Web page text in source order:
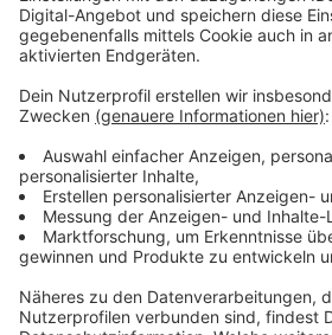
Bürgermeisterin Nadine Leonhardt
es neben den Aufräumarbeiten in
weitergehen soll. Der Schulbetrieb
Eschweiler musste aufgrund der
Würselen verlegt werden:
Anzeige